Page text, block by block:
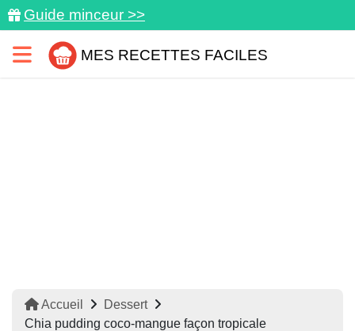
Guide minceur >>
MES RECETTES FACILES
Accueil
Dessert
Chia pudding coco-mangue façon tropicale